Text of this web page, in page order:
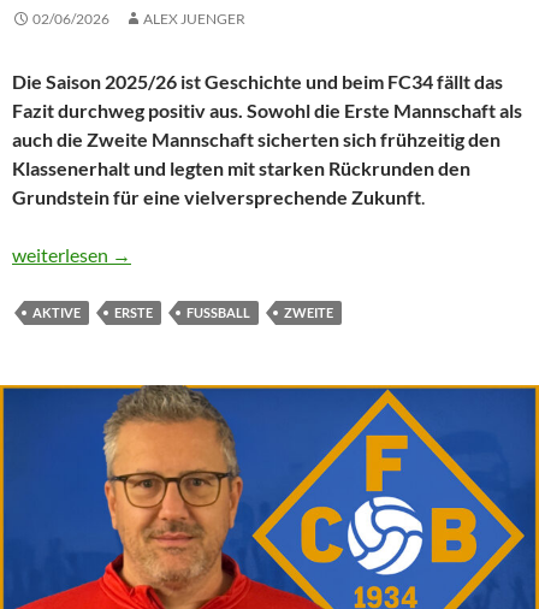
02/06/2026 ALEX JUENGER
Die Saison 2025/26 ist Geschichte und beim FC34 fällt das
Fazit durchweg positiv aus. Sowohl die Erste Mannschaft als
auch die Zweite Mannschaft sicherten sich frühzeitig den
Klassenerhalt und legten mit starken Rückrunden den
Grundstein für eine vielversprechende Zukunft.
Klassenerhalt, Teamgeist und Perspektive: FC34 zieht positive
weiterlesen →
AKTIVE ERSTE FUSSBALL ZWEITE